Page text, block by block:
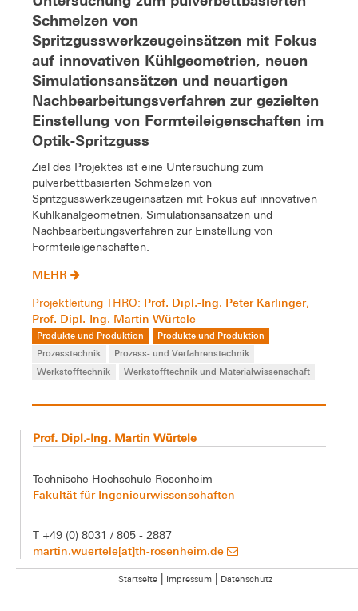
Schmelzen von
Spritzgusswerkzeugeinsätzen mit Fokus
auf innovativen Kühlgeometrien, neuen
Simulationsansätzen und neuartigen
Nachbearbeitungsverfahren zur gezielten
Einstellung von Formteileigenschaften im
Optik-Spritzguss
Ziel des Projektes ist eine Untersuchung zum
pulverbettbasierten Schmelzen von
Spritzgusswerkzeugeinsätzen mit Fokus auf innovativen
Kühlkanalgeometrien, Simulationsansätzen und
Nachbearbeitungsverfahren zur Einstellung von
Formteileigenschaften.
MEHR
Projektleitung THRO: Prof. Dipl.-Ing. Peter Karlinger,
Prof. Dipl.-Ing. Martin Würtele
Produkte und Produktion
Produkte und Produktion
Prozesstechnik
Prozess- und Verfahrenstechnik
Werkstofftechnik
Werkstofftechnik und Materialwissenschaft
Prof. Dipl.-Ing. Martin Würtele
Technische Hochschule Rosenheim
Fakultät für Ingenieurwissenschaften
T +49 (0) 8031 / 805 - 2887
martin.wuertele[at]th-rosenheim.de
Startseite| Impressum| Datenschutz